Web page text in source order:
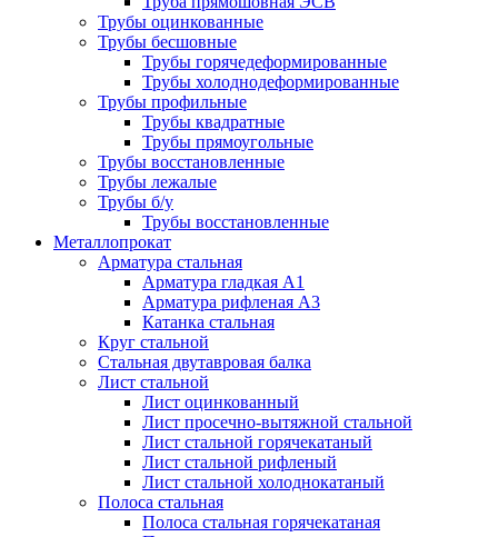
Трубы оцинкованные
Трубы бесшовные
Трубы горячедеформированные
Трубы холоднодеформированные
Трубы профильные
Трубы квадратные
Трубы прямоугольные
Трубы восстановленные
Трубы лежалые
Трубы б/у
Трубы восстановленные
Металлопрокат
Арматура стальная
Арматура гладкая А1
Арматура рифленая А3
Катанка стальная
Круг стальной
Стальная двутавровая балка
Лист стальной
Лист оцинкованный
Лист просечно-вытяжной стальной
Лист стальной горячекатаный
Лист стальной рифленый
Лист стальной холоднокатаный
Полоса стальная
Полоса стальная горячекатаная